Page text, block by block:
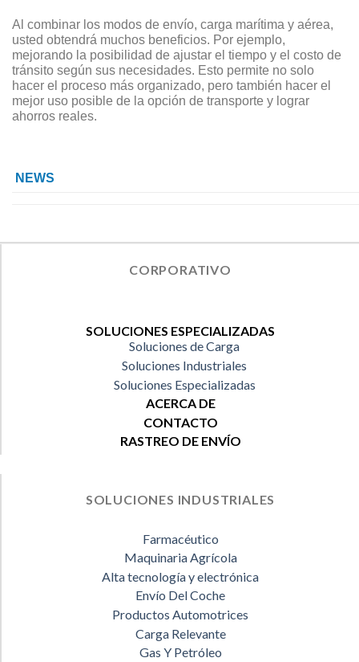
Al combinar los modos de envío, carga marítima y aérea,
usted obtendrá muchos beneficios. Por ejemplo,
mejorando la posibilidad de ajustar el tiempo y el costo de
tránsito según sus necesidades. Esto permite no solo
hacer el proceso más organizado, pero también hacer el
mejor uso posible de la opción de transporte y lograr
ahorros reales.
NEWS
CORPORATIVO
SOLUCIONES ESPECIALIZADAS
Soluciones de Carga
Soluciones Industriales
Soluciones Especializadas
ACERCA DE
CONTACTO
RASTREO DE ENVÍO
SOLUCIONES INDUSTRIALES
Farmacéutico
Maquinaria Agrícola
Alta tecnología y electrónica
Envío Del Coche
Productos Automotrices
Carga Relevante
Gas Y Petróleo